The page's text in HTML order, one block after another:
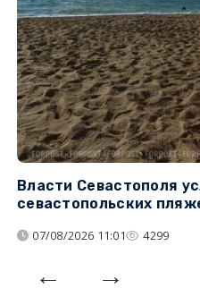
Власти Севастополя
севастопольских
07/08/2026 11:01 4299